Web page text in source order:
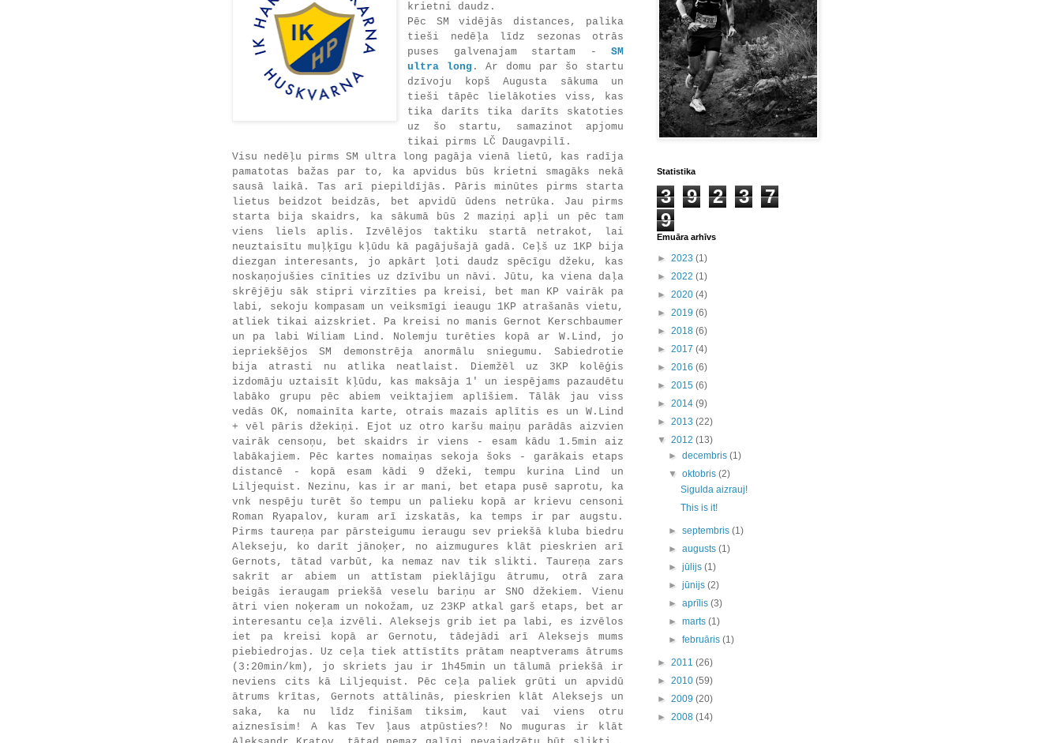
krietni daudz.
Pēc SM vidējās distances, palika
tieši nedēļa līdz sezonas otrās
puses galvenajam startam - SM
ultra long . Ar domu par šo startu
dzīvoju kopš Augusta sākuma un
tieši tāpēc lielākoties viss, kas
tika darīts tika darīts skatoties
uz šo startu, samazinot apjomu
tikai pirms LČ Daugavpilī.
Visu nedēļu pirms SM ultra long pagāja vienā lietū, kas radīja
pamatotas bažas par to, ka apvidus būs krietni smagāks nekā
sausā laikā. Tas arī piepildījās. Pāris minūtes pirms starta
lietus beidzot beidzās, bet apvidū ūdens netrūka. Jau pirms
starta bija skaidrs, ka sākumā būs 2 maziņi apļi un pēc tam
viens liels aplis. Izvēlējos taktiku startā netrakot, lai
neuztaisītu muļķīgu kļūdu kā pagājušajā gadā. Ceļš uz 1KP bija
diezgan interesants, jo apkārt ļoti daudz spēcīgu džeku, kas
noskaņojušies cīnīties uz dzīvību un nāvi. Jūtu, ka viena daļa
skrējēju sāk stipri virzīties pa kreisi, bet man KP vairāk pa
labi, sekoju kompasam un veiksmīgi ieaugu 1KP atrašanās vietu,
atliek tikai aizskriet. Pa kreisi no manis Gernot Kerschbaumer
un pa labi Wiliam Lind. Nolemju turēties kopā ar W.Lind, jo
iepriekšējos SM demonstrēja anormālu sniegumu. Sabiedrotie
bija atrasti nu atlika neatlaist. Diemžēl uz 3KP kolēģis
izdomāju uztaisīt kļūdu, kas maksāja 1' un iespējams pazaudētu
labāko grupu pēc abiem veiktajiem aplīšiem. Tālāk jau viss
vedās OK, nomainīta karte, otrais mazais aplītis es un W.Lind
+ vēl pāris džekiņi. Ejot uz otro karšu maiņu parādās aizvien
vairāk censoņu, bet skaidrs ir viens - esam kādu 1.5min aiz
labākajiem. Pēc kartes nomaiņas sekoja šoks - garākais etaps
distancē - kopā esam kādi 9 džeki, tempu kurina Lind un
Liljequist. Nezinu, kas ir ar mani, bet etapa pusē saprotu, ka
vnk nespēju turēt šo tempu un palieku kopā ar krievu censoni
Roman Ryapalov, kuram arī izskatās, ka temps ir par augstu.
Pirms taureņa par pārsteigumu ieraugu sev priekšā kluba biedru
Alekseju, ko darīt jānoķer, no aizmugures klāt pieskrien arī
Gernots, tātad varbūt, ka nemaz nav tik slikti. Taureņa zars
sakrīt ar abiem un attīstam pieklājīgu ātrumu, otrā zara
beigās ieraugam priekšā veselu bariņu ar SNO džekiem. Vienu
ātri vien noķeram un nokožam, uz 23KP atkal garš etaps, bet ar
interesantu ceļa izvēli. Aleksejs grib iet pa labi, es izvēlos
iet pa kreisi kopā ar Gernotu, tādejādi arī Aleksejs mums
piebiedrojas. Uz ceļa tiek attīstīts prātam neaptverams ātrums
(3:20min/km), jo skriets jau ir 1h45min un tālumā priekšā ir
neviens cits kā Liljequist. Pēc ceļa paliek grūti un apvidū
ātrums krītas, Gernots attālinās, pieskrien klāt Aleksejs un
saka, ka nu līdz finišam tiksim, kaut vai viens otru
aiznesīsim! A kas Tev ļaus atpūsties?! No muguras ir klāt
Statistika
3 9 2 3
7
9
Emuāra arhīvs
► 2023 (1)
► 2022 (1)
► 2020 (4)
► 2019 (6)
► 2018 (6)
► 2017 (4)
► 2016 (6)
► 2015 (6)
► 2014 (9)
► 2013 (22)
▼ 2012 (13)
►decembris(1)
▼oktobris(2)
Sigulda aizrauj!
This is it!
►septembris(1)
►augusts(1)
►jūlijs(1)
►jūnijs(2)
►aprīlis(3)
►marts(1)
►februāris(1)
► 2011 (26)
► 2010 (59)
► 2009 (20)
► 2008 (14)